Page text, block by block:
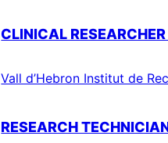
CLINICAL
Vall d’Hebron Institut de
RESEARCH